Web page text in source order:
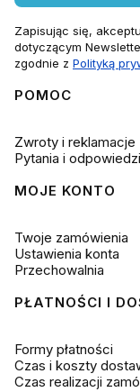
Zapisując się,
dotyczącym
zgodnie z Polityką
Linki w stopce
POMOC
Zwroty i reklamacje
Pytania i odpowiedzi
MOJE KONTO
Twoje zamówienia
Ustawienia konta
Przechowalnia
PŁATNOŚCI I
Formy płatności
Czas i koszty
Czas realizacji